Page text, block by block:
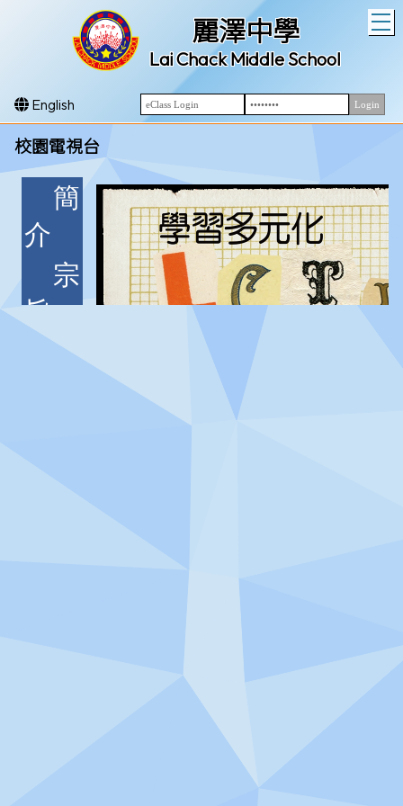
麗澤中學
Lai Chack Middle School
English
校園電視台